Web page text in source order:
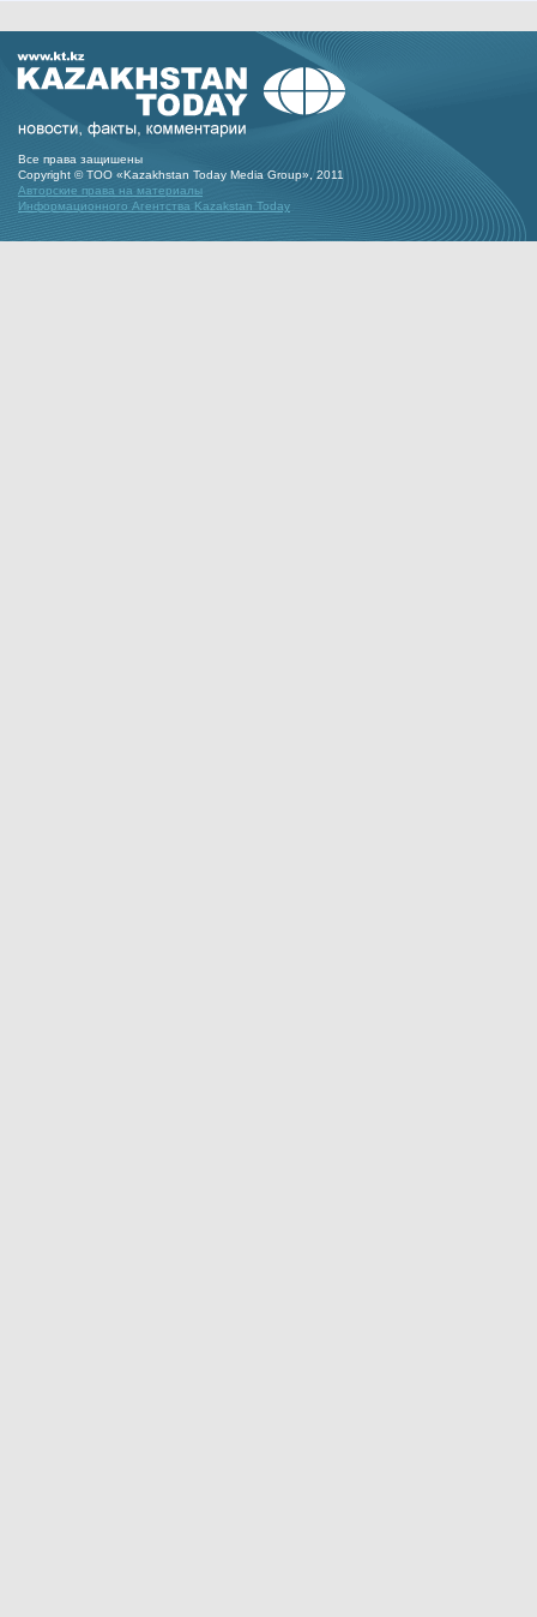
Все права защишены
Copyright © ТОО «Kazakhstan Today Media Group», 2011
Авторские права на материалы
Информационного Агентства Kazakstan Today